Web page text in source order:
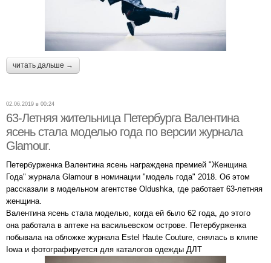
читать дальше →
02.06.2019 в 00:24
63-Летняя жительница Петербурга Валентина
ясень стала моделью года по версии журнала
Glamour.
Петербурженка Валентина ясень награждена премией "Женщина
Года" журнала Glamour в номинации "модель года" 2018. Об этом
рассказали в модельном агентстве Oldushka, где работает 63-летняя
женщина.
Валентина ясень стала моделью, когда ей было 62 года, до этого
она работала в аптеке на васильевском острове. Петербурженка
побывала на обложке журнала Estel Haute Couture, снялась в клипе
Iowa и фотографируется для каталогов одежды ДЛТ